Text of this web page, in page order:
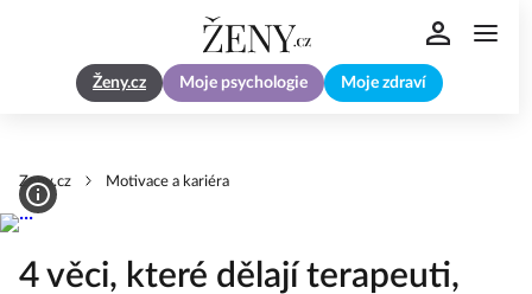
Ženy.cz Moje psychologie Moje zdraví
Zeny.cz Motivace a kariéra
4 věci, které dělají terapeuti,